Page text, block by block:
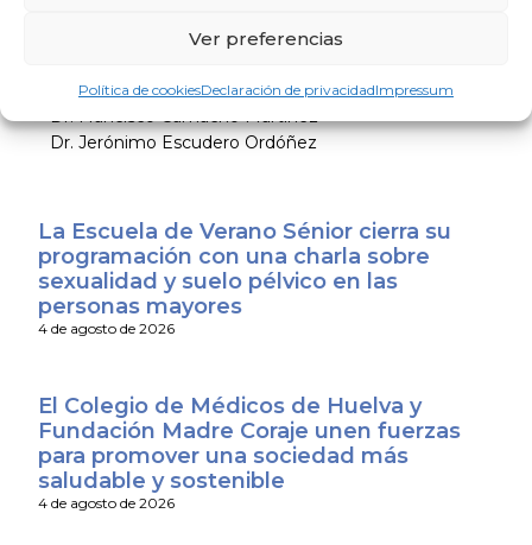
Ver preferencias
Política de cookiesDeclaración de privacidadImpressum
Dr. José Carlos Moreno
Dr. Salvio Serrano Ortega
Dr. Francisco Camacho Martínez
Dr. Jerónimo Escudero Ordóñez
La Escuela de Verano Sénior cierra su
programación con una charla sobre
sexualidad y suelo pélvico en las
personas mayores
4 de agosto de 2026
El Colegio de Médicos de Huelva y
Fundación Madre Coraje unen fuerzas
para promover una sociedad más
saludable y sostenible
4 de agosto de 2026